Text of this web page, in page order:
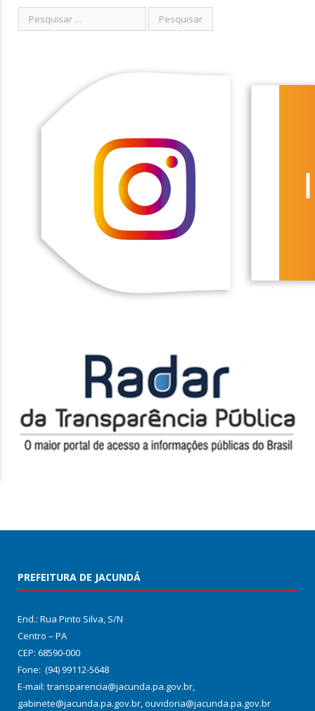
PREFEITURA DE JACUNDÁ
End.: Rua Pinto Silva, S/N
Centro – PA
CEP: 68590-000
Fone: (94) 99112-5648
E-mail: transparencia@jacunda.pa.gov.br,
gabinete@jacunda.pa.gov.br, ouvidoria@jacunda.pa.gov.br